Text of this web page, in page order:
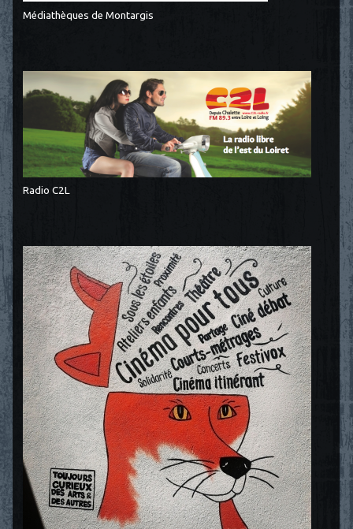
Médiathèques de Montargis
Radio C2L